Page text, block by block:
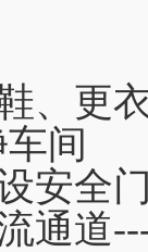
、更
间
安全
通道